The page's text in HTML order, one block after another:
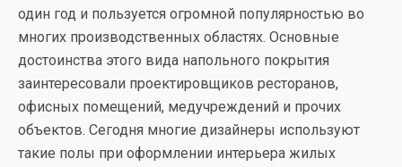
один год и пользуется огромной популярностью во
многих производственных областях. Основные
достоинства этого вида напольного покрытия
заинтересовали проектировщиков ресторанов,
офисных помещений, медучреждений и прочих
объектов. Сегодня многие дизайнеры используют
такие полы при оформлении интерьера жилых